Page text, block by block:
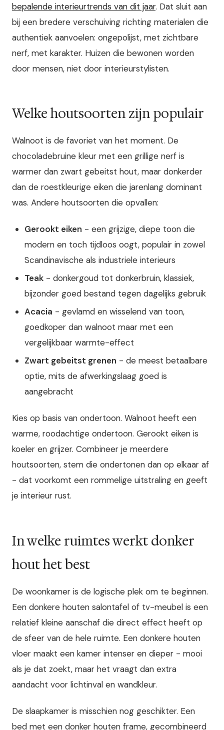
bepalende interieurtrends van dit jaar. Dat sluit aan
bij een bredere verschuiving richting materialen die
authentiek aanvoelen: ongepolijst, met zichtbare
nerf, met karakter. Huizen die bewonen worden
door mensen, niet door interieurstylisten.
Welke houtsoorten zijn populair
Walnoot is de favoriet van het moment. De
chocoladebruine kleur met een grillige nerf is
warmer dan zwart gebeitst hout, maar donkerder
dan de roestkleurige eiken die jarenlang dominant
was. Andere houtsoorten die opvallen:
Gerookt eiken - een grijzige, diepe toon die
modern en toch tijdloos oogt, populair in zowel
Scandinavische als industriele interieurs
Teak - donkergoud tot donkerbruin, klassiek,
bijzonder goed bestand tegen dagelijks gebruik
Acacia - gevlamd en wisselend van toon,
goedkoper dan walnoot maar met een
vergelijkbaar warmte-effect
Zwart gebeitst grenen - de meest betaalbare
optie, mits de afwerkingslaag goed is
aangebracht
Kies op basis van ondertoon. Walnoot heeft een
warme, roodachtige ondertoon. Gerookt eiken is
koeler en grijzer. Combineer je meerdere
houtsoorten, stem die ondertonen dan op elkaar af
- dat voorkomt een rommelige uitstraling en geeft
je interieur rust.
In welke ruimtes werkt donker
hout het best
De woonkamer is de logische plek om te beginnen.
Een donkere houten salontafel of tv-meubel is een
relatief kleine aanschaf die direct effect heeft op
de sfeer van de hele ruimte. Een donkere houten
vloer maakt een kamer intenser en dieper - mooi
als je dat zoekt, maar het vraagt dan extra
aandacht voor lichtinval en wandkleur.
De slaapkamer is misschien nog geschikter. Een
bed met een donker houten frame, gecombineerd